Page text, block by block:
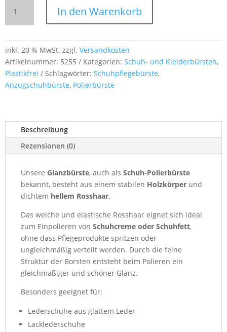
Schuh-
mit
hellem
Rosshaar
–
und
Aufglänzen
Lederschuhen
In den Warenkorb
inkl. 20 % MwSt. zzgl. Versandkosten
Artikelnummer: 5255 Kategorien: Schuh- und Kleiderbürsten,
Plastikfrei
Schlagwörter: Schuhpflegebürste,
Anzugschuhbürste, Polierbürste
Beschreibung
Rezensionen (0)
Unsere Glanzbürste, auch als Schuh-Polierbürste
bekannt, besteht aus einem stabilen Holzkörper und
dichtem hellem Rosshaar.
Das weiche und elastische Rosshaar eignet sich ideal
zum Einpolieren von Schuhcreme oder Schuhfett,
ohne dass Pflegeprodukte spritzen oder
ungleichmäßig verteilt werden. Durch die feine
Struktur der Borsten entsteht beim Polieren ein
gleichmäßiger und schöner Glanz.
Besonders geeignet für:
Lederschuhe aus glattem Leder
Lacklederschuhe